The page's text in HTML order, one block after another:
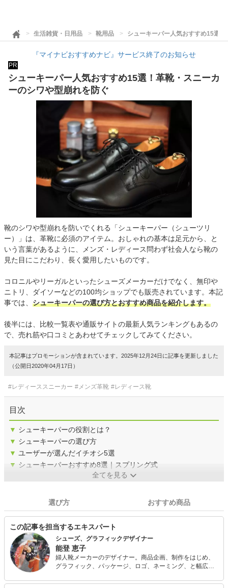
生活雑貨・日用品 靴用品 シューキーパー人気おすすめ15選
『マイナビおすすめナビ』サービス終了のお知らせ
PR
シューキーパー人気おすすめ15選！革靴・スニーカ
ーのシワや型崩れを防ぐ
靴のシワや型崩れを防いでくれる「シューキーパー（シューツリ
ー）」は、革靴に必須のアイテム。おしゃれの基本は足元から、と
いう言葉があるように、メンズ・レディース問わず社会人なら靴の
見た目にこだわり、長く愛用したいものです。
コロニルやリーガルといったシューズメーカーだけでなく、無印や
ニトリ、ダイソーなどの100均ショップでも販売されています。本記
事では、 シューキーパーの選び方とおすすめ商品を紹介します。
後半には、比較一覧表や通販サイトの最新人気ランキングもあるの
で、売れ筋や口コミとあわせてチェックしてみてください。
本記事はプロモーションが含まれています。2025年12月24日に記事を更新しました
（公開日2020年04月17日）
#レディーススニーカー #メンズ革靴 #レディース靴
目次
▼ シューキーパーの役割とは？
▼ シューキーパーの選び方
▼ ユーザーが選んだイチオシ5選
▼ シューキーパーおすすめ8選｜スプリング式
全てを見る
選び方 おすすめ商品
この記事を担当するエキスパート
シューズ、グラフィックデザイナー
能登 恵子
婦人靴メーカーのデザイナー。商品企画、制作をはじめ、
グラフィック、パッケージ、ロゴ、ネーミング、と幅広く
通じて、関西を中心に時には海外でもライブを行ってい